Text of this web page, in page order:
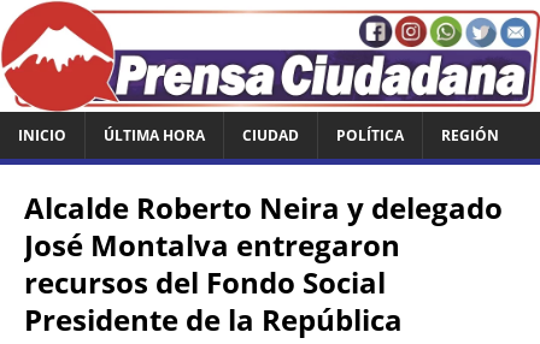
INICIO ÚLTIMA HORA CIUDAD POLÍTICA REGIÓN
Alcalde Roberto Neira y delegado
José Montalva entregaron
recursos del Fondo Social
Presidente de la República